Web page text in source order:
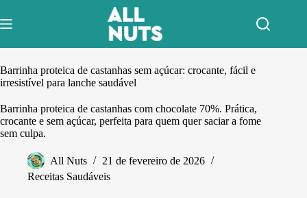
para
o
Barrinha proteica de castanhas sem açúcar: crocante, fácil e
irresistível para lanche saudável
Barrinha proteica de castanhas com chocolate 70%. Prática,
crocante e sem açúcar, perfeita para quem quer saciar a fome
sem culpa.
All Nuts
21 de fevereiro de 2026
Receitas Saudáveis